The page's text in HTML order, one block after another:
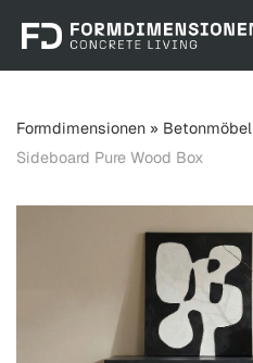
Formdimensionen » Betonmöbel
Sideboard Pure Wood Box